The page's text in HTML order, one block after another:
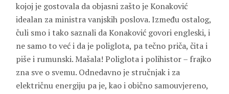
kojoj je gostovala da objasni zašto je Konaković
idealan za ministra vanjskih poslova. Između ostalog,
čuli smo i tako saznali da Konaković govori engleski, i
ne samo to već i da je poliglota, pa tečno priča, čita i
piše i rumunski. Mašala! Poliglota i polihistor – frajko
zna sve o svemu. Odnedavno je stručnjak i za
električnu energiju pa je, kao i obično samouvjereno,